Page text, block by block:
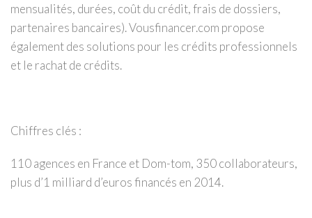
mensualités, durées, coût du crédit, frais de dossiers,
partenaires bancaires). Vousfinancer.com propose
également des solutions pour les crédits professionnels
et le rachat de crédits.
Chiffres clés :
110 agences en France et Dom-tom, 350 collaborateurs,
plus d’1 milliard d’euros financés en 2014.